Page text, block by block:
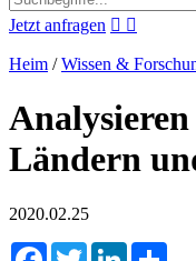
Jetzt anfragen  
Heim /Wissen &
Ländern
2020.02.25
FacebookTwitterLinkedIn